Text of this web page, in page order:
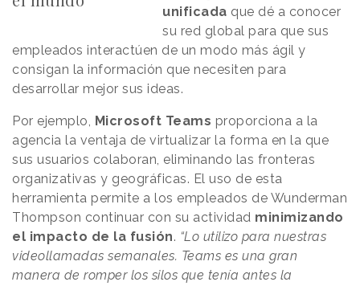
unificada que dé a conocer
su red global para que sus
empleados interactúen de un modo más ágil y
consigan la información que necesiten para
desarrollar mejor sus ideas.
Por ejemplo, Microsoft Teams proporciona a la
agencia la ventaja de virtualizar la forma en la que
sus usuarios colaboran, eliminando las fronteras
organizativas y geográficas. El uso de esta
herramienta permite a los empleados de Wunderman
Thompson continuar con su actividad minimizando
el impacto de la fusión. “Lo utilizo para nuestras
videollamadas semanales. Teams es una gran
manera de romper los silos que tenía antes la